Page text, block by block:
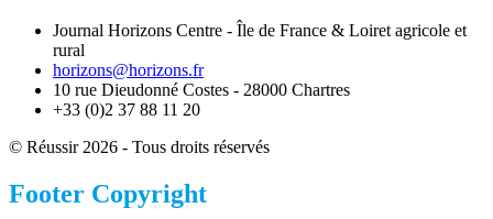
Journal Horizons Centre - Île de France & Loiret agricole et
rural
horizons@horizons.fr
10 rue Dieudonné Costes - 28000 Chartres
+33 (0)2 37 88 11 20
© Réussir 2026 - Tous droits réservés
Footer Copyright